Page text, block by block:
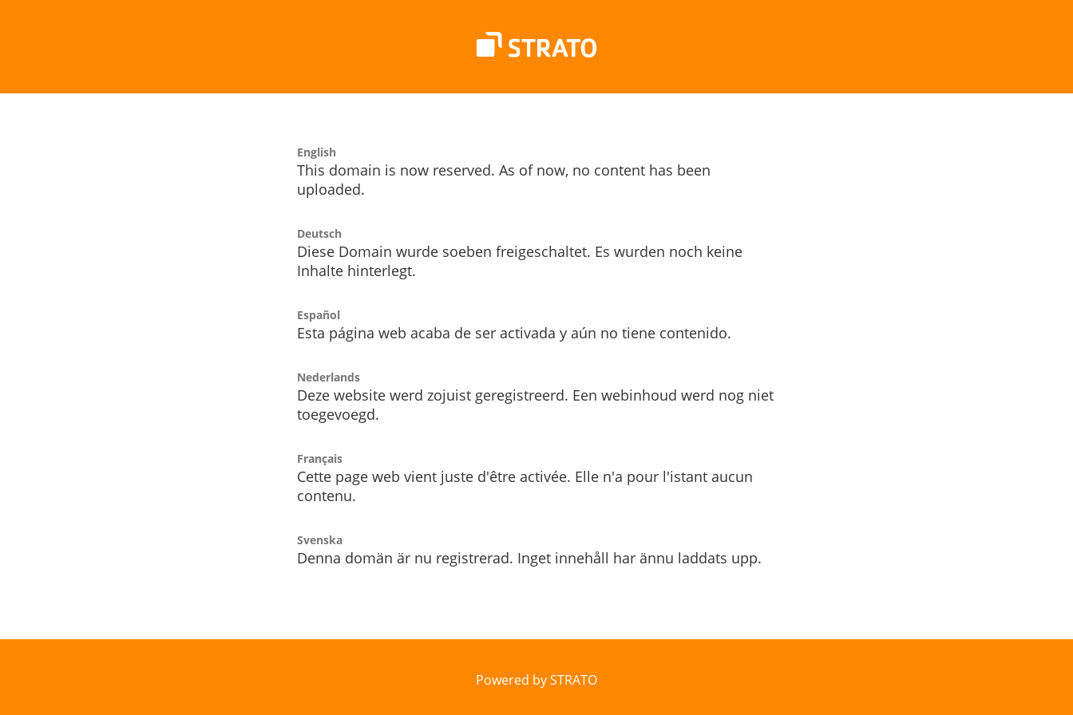
English
This domain is now reserved. As of now, no content has been
uploaded.
Deutsch
Diese Domain wurde soeben freigeschaltet. Es wurden noch keine
Inhalte hinterlegt.
Español
Esta página web acaba de ser activada y aún no tiene contenido.
Nederlands
Deze website werd zojuist geregistreerd. Een webinhoud werd nog niet
toegevoegd.
Français
Cette page web vient juste d'être activée. Elle n'a pour l'istant aucun
contenu.
Svenska
Denna domän är nu registrerad. Inget innehåll har ännu laddats upp.
Powered by STRATO